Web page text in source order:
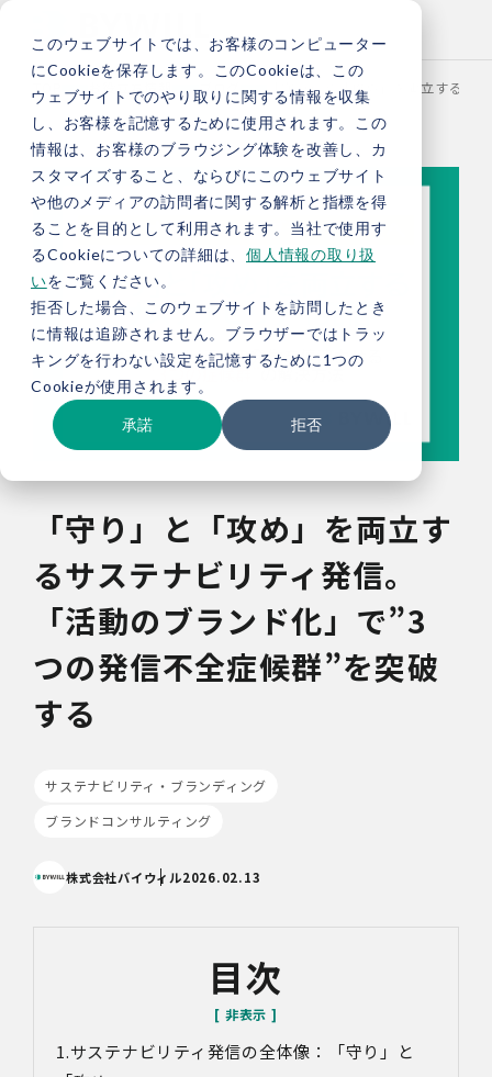
このウェブサイトでは、お客様のコンピューター
にCookieを保存します。このCookieは、この
ウェブサイトでのやり取りに関する情報を収集
し、お客様を記憶するために使用されます。この
情報は、お客様のブラウジング体験を改善し、カ
スタマイズすること、ならびにこのウェブサイト
や他のメディアの訪問者に関する解析と指標を得
ることを目的として利用されます。当社で使用す
るCookieについての詳細は、 個人情報の取り扱
いをご覧ください。
拒否した場合、このウェブサイトを訪問したとき
に情報は追跡されません。ブラウザーではトラッ
キングを行わない設定を記憶するために1つの
Cookieが使用されます。
承諾 拒否
TOP お役立ち情報 ブログ 「守り」と「攻め」を両立するサ
「守り」と「攻め」を両立す
るサステナビリティ発信。
「活動のブランド化」で”3
つの発信不全症候群”を突破
する
サステナビリティ・ブランディング
ブランドコンサルティング
株式会社バイウィル2026.02.13
目次
サステナビリティ発信の全体像：「守り」と